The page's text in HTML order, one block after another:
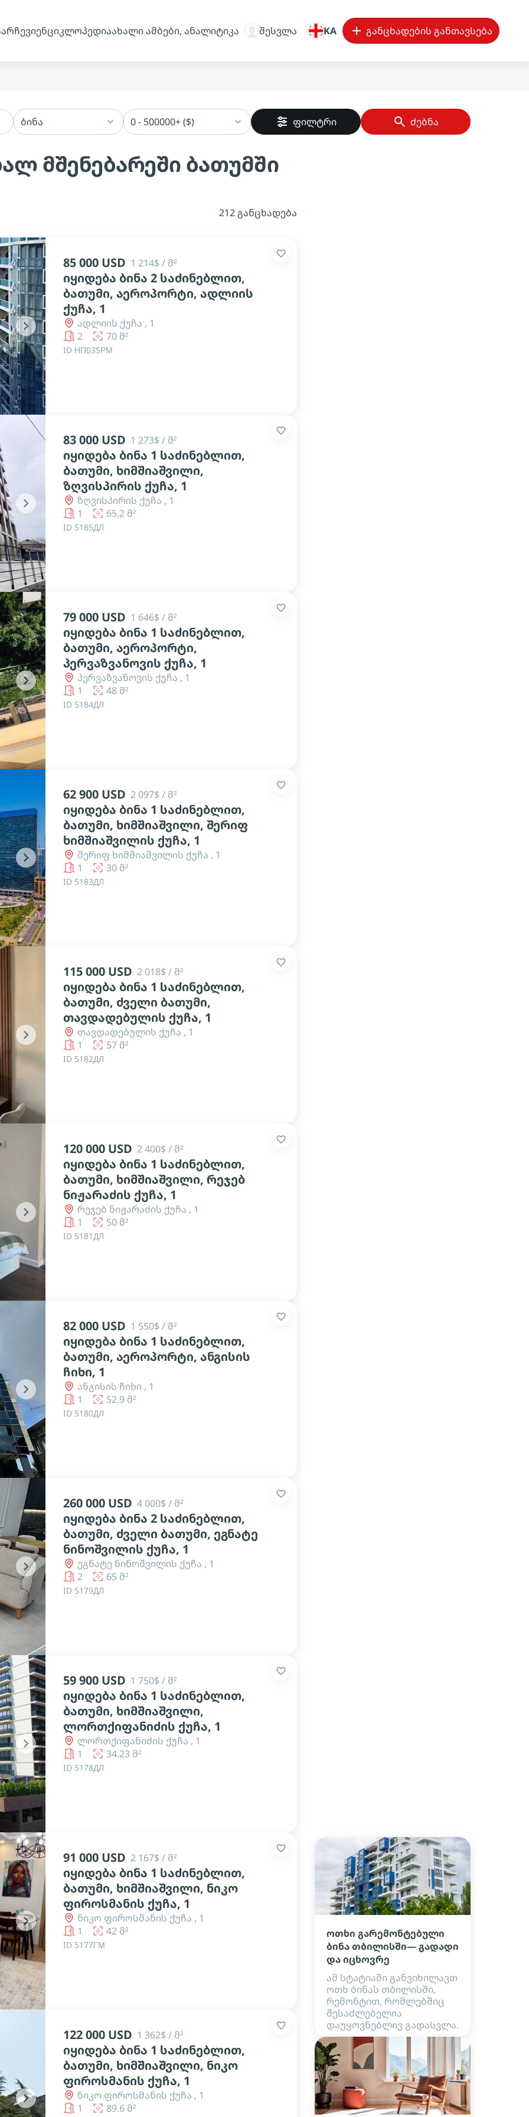
ენციკლოპედიაახალი ამბები, ანალიტიკა შესვლა KA განცხადების განთავსება
ბინა 0 - 500000+ ($) ფილტრი ძებნა
მშენებარეში ბათუმში
212 განცხადება
chevron_right
85 000 USD 1 214$ / მ²
იყიდება ბინა 2 საძინებლით,
ბათუმი, აეროპორტი, ადლიის
ქუჩა, 1
ადლიის ქუჩა , 1
2
70 მ²
ID НП035РМ
chevron_right
83 000 USD 1 273$ / მ²
იყიდება ბინა 1 საძინებლით,
ბათუმი, ხიმშიაშვილი,
ზღვისპირის ქუჩა, 1
ზღვისპირის ქუჩა , 1
1
65.2 მ²
ID 5185ДЛ
chevron_right
79 000 USD 1 646$ / მ²
იყიდება ბინა 1 საძინებლით,
ბათუმი, აეროპორტი,
პერვაზვანოვის ქუჩა, 1
პერვაზვანოვის ქუჩა , 1
1
48 მ²
ID 5184ДЛ
chevron_right
62 900 USD 2 097$ / მ²
იყიდება ბინა 1 საძინებლით,
ბათუმი, ხიმშიაშვილი, შერიფ
ხიმშიაშვილის ქუჩა, 1
შერიფ ხიმშიაშვილის ქუჩა , 1
1
30 მ²
ID 5183ДЛ
chevron_right
115 000 USD 2 018$ / მ²
იყიდება ბინა 1 საძინებლით,
ბათუმი, ძველი ბათუმი,
თავდადებულის ქუჩა, 1
თავდადებულის ქუჩა , 1
1
57 მ²
ID 5182ДЛ
chevron_right
120 000 USD 2 400$ / მ²
იყიდება ბინა 1 საძინებლით,
ბათუმი, ხიმშიაშვილი, რეჯებ
ნიჟარაძის ქუჩა, 1
რეჯებ ნიჟარაძის ქუჩა , 1
1
50 მ²
ID 5181ДЛ
chevron_right
82 000 USD 1 550$ / მ²
იყიდება ბინა 1 საძინებლით,
ბათუმი, აეროპორტი, ანგისის
ჩიხი, 1
ანგისის ჩიხი , 1
1
52.9 მ²
ID 5180ДЛ
chevron_right
260 000 USD 4 000$ / მ²
იყიდება ბინა 2 საძინებლით,
ბათუმი, ძველი ბათუმი, ეგნატე
ნინოშვილის ქუჩა, 1
ეგნატე ნინოშვილის ქუჩა , 1
2
65 მ²
ID 5179ДЛ
chevron_right
59 900 USD 1 750$ / მ²
იყიდება ბინა 1 საძინებლით,
ბათუმი, ხიმშიაშვილი,
ლორთქიფანიძის ქუჩა, 1
ლორთქიფანიძის ქუჩა , 1
1
34.23 მ²
ID 5178ДЛ
chevron_right
91 000 USD 2 167$ / მ²
იყიდება ბინა 1 საძინებლით,
ბათუმი, ხიმშიაშვილი, ნიკო
ფიროსმანის ქუჩა, 1
ნიკო ფიროსმანის ქუჩა , 1
1
42 მ²
ID 5177ГМ
chevron_right
122 000 USD 1 362$ / მ²
იყიდება ბინა 1 საძინებლით,
ბათუმი, ხიმშიაშვილი, ნიკო
ფიროსმანის ქუჩა, 1
ნიკო ფიროსმანის ქუჩა , 1
1
89.6 მ²
ოთხი გარემონტებული
ბინა თბილისში— გადადი
და იცხოვრე
ამ სტატიაში განვიხილავთ
ოთხ ბინას თბილისში,
რემონტით, რომლებშიც
შესაძლებელია
დაუყოვნებლივ გადასვლა.